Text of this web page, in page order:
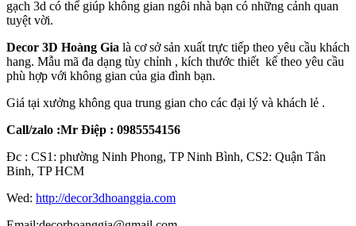
gạch 3d có thể giúp không gian ngôi nhà bạn có những cảnh quan
tuyệt vời.
Decor 3D Hoàng Gia là cơ sở sản xuất trực tiếp theo yêu cầu khách
hang. Mẫu mã đa dạng tùy chỉnh , kích thước thiết kế theo yêu cầu
phù hợp với không gian của gia đình bạn.
Giá tại xưởng không qua trung gian cho các đại lý và khách lẻ .
Call/zalo :Mr Điệp : 0985554156
Đc : CS1: phường Ninh Phong, TP Ninh Bình, CS2: Quận Tân
Binh, TP HCM
Wed: http://decor3dhoanggia.com